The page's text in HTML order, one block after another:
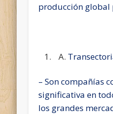
producción global
– Son compañías
significativa en
los grandes